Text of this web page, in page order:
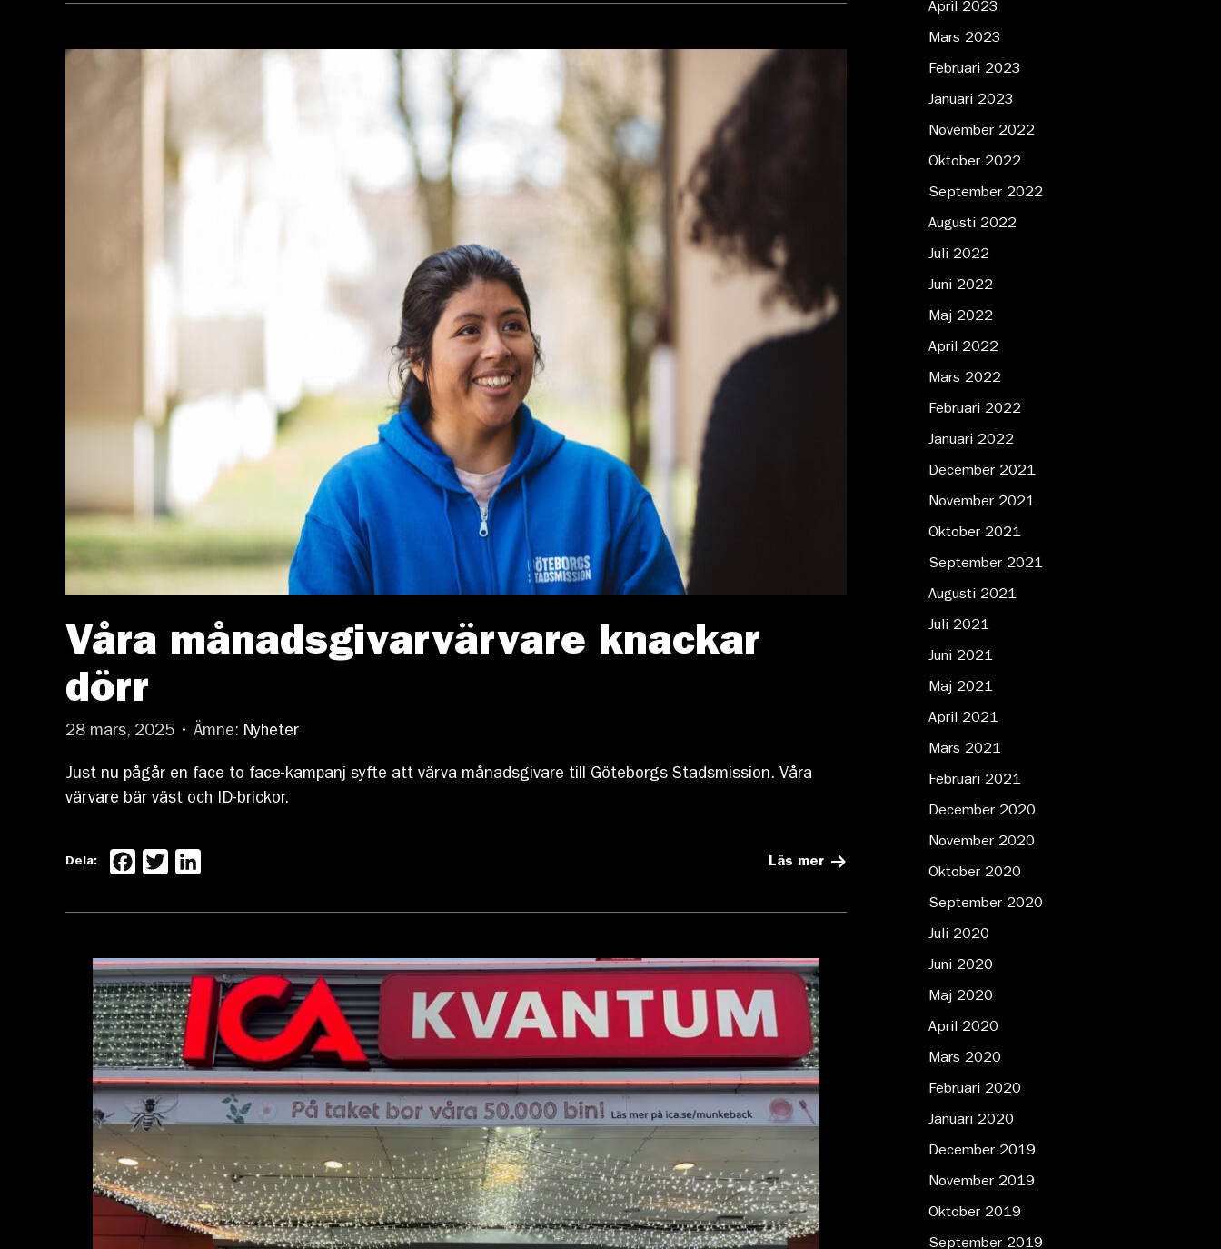
April 2023
Mars 2023
Februari 2023
Januari 2023
November 2022
Oktober 2022
September 2022
Augusti 2022
Juli 2022
Juni 2022
Maj 2022
April 2022
Mars 2022
Februari 2022
Januari 2022
December 2021
November 2021
Oktober 2021
September 2021
Augusti 2021
Juli 2021
Juni 2021
Maj 2021
April 2021
Mars 2021
Februari 2021
December 2020
November 2020
Oktober 2020
September 2020
Juli 2020
Juni 2020
Maj 2020
April 2020
Mars 2020
Februari 2020
Januari 2020
December 2019
November 2019
Oktober 2019
September 2019
Våra månadsgivarvärvare knackar
dörr
28 mars, 2025 • Ämne: Nyheter
Just nu pågår en face to face-kampanj syfte att värva månadsgivare till Göteborgs Stadsmission. Våra
värvare bär väst och ID-brickor.
Läs mer
Dela: Facebook
Twitter